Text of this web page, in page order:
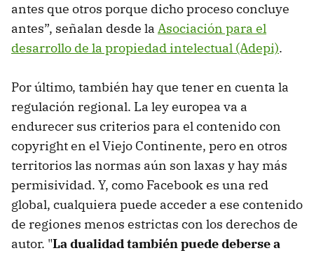
antes que otros porque dicho proceso concluye
antes”, señalan desde la Asociación para el
desarrollo de la propiedad intelectual (Adepi).
Por último, también hay que tener en cuenta la
regulación regional. La ley europea va a
endurecer sus criterios para el contenido con
copyright en el Viejo Continente, pero en otros
territorios las normas aún son laxas y hay más
permisividad. Y, como Facebook es una red
global, cualquiera puede acceder a ese contenido
de regiones menos estrictas con los derechos de
autor. "La dualidad también puede deberse a